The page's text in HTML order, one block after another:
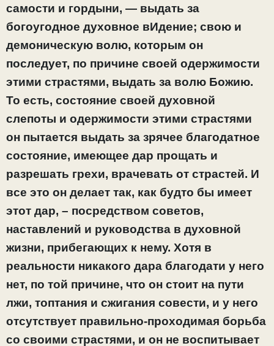
самости и гордыни, — выдать за
богоугодное духовное вИдение; свою и
демоническую волю, которым он
последует, по причине своей одержимости
этими страстями, выдать за волю Божию.
То есть, состояние своей духовной
слепоты и одержимости этими страстями
он пытается выдать за зрячее благодатное
состояние, имеющее дар прощать и
разрешать грехи, врачевать от страстей. И
все это он делает так, как будто бы имеет
этот дар, – посредством советов,
наставлений и руководства в духовной
жизни, прибегающих к нему. Хотя в
реальности никакого дара благодати у него
нет, по той причине, что он стоит на пути
лжи, топтания и сжигания совести, и у него
отсутствует правильно-проходимая борьба
со своими страстями, и он не воспитывает